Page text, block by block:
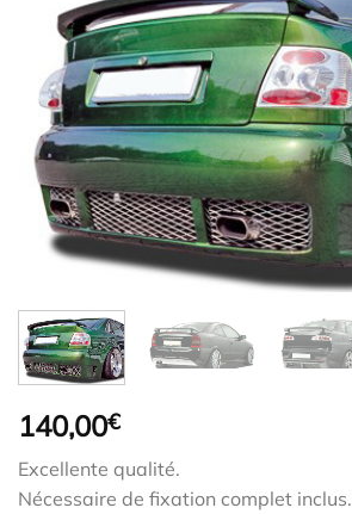
140,00€
Excellente qualité.
Nécessaire de fixation complet inclus.